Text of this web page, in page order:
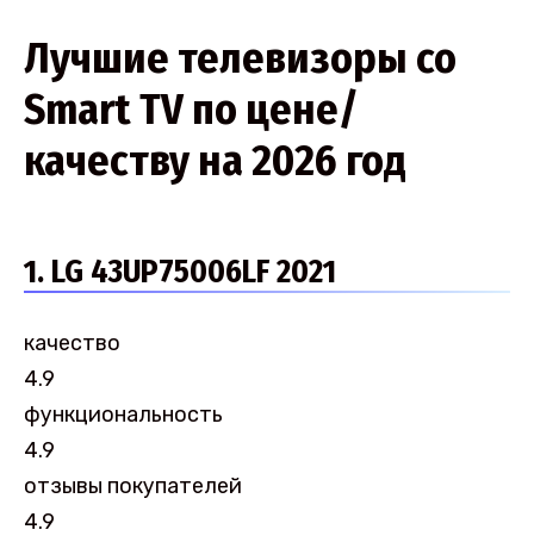
Лучшие телевизоры со
Smart TV по цене/
качеству на 2026 год
1. LG 43UP75006LF 2021
качество
4.9
функциональность
4.9
отзывы покупателей
4.9